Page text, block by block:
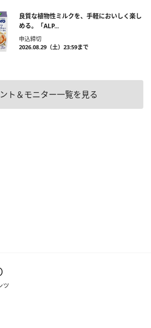
良質な植物性ミルクを、手軽においしく楽し
める。「ALP...
申込締切
2026.08.29（土）23:59まで
ト＆モニター一覧を見る
ツ